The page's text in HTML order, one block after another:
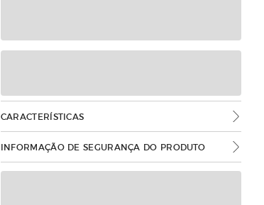
CARACTERÍSTICAS
INFORMAÇÃO DE SEGURANÇA DO PRODUTO